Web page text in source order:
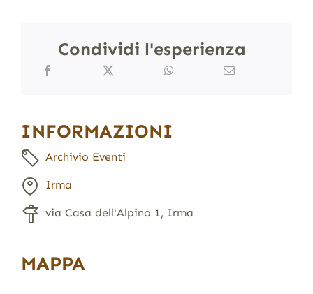
Condividi l'esperienza
INFORMAZIONI
Archivio Eventi
Irma
via Casa dell'Alpino 1, Irma
MAPPA